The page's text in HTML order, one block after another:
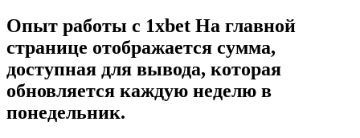
Опыт работы с 1xbet На главной
странице отображается сумма,
доступная для вывода, которая
обновляется каждую неделю в
понедельник.